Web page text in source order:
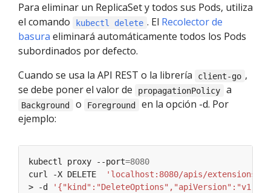
Para eliminar un ReplicaSet y todos sus Pods, utiliza
el comando
kubectl delete . El Recolector de
basura eliminará automáticamente todos los Pods
subordinados por defecto.
Cuando se usa la API REST o la librería
client-go ,
se debe poner el valor de
propagationPolicy a
Background o Foreground
en la opción -d. Por
ejemplo:
kubectl proxy --port=8080
curl -X DELETE
'localhost:8080/apis/extensions/
> -d